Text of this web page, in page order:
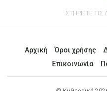
ΣΤΗΡΙΞΤΕ ΤΙΣ
Αρχική Όροι χρήσης
Επικοινωνία